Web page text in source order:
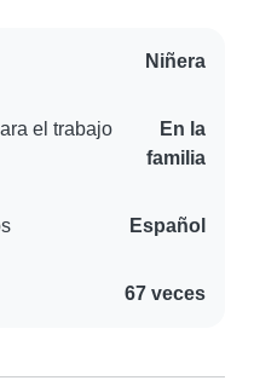
Niñera
el trabajo
En la
familia
Español
67 veces